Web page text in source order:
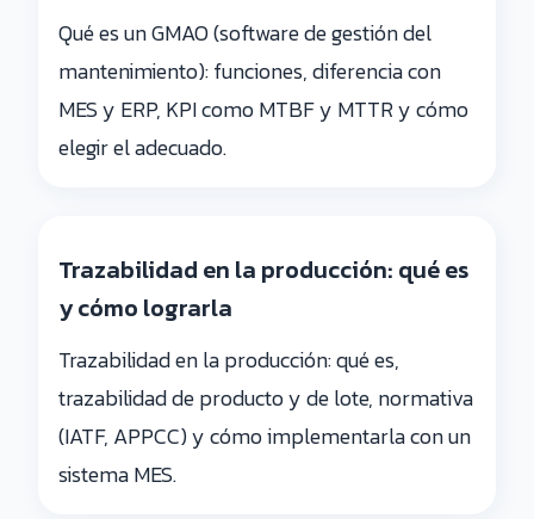
Qué es un GMAO (software de gestión del
mantenimiento): funciones, diferencia con
MES y ERP, KPI como MTBF y MTTR y cómo
elegir el adecuado.
Trazabilidad en la producción: qué es
y cómo lograrla
Trazabilidad en la producción: qué es,
trazabilidad de producto y de lote, normativa
(IATF, APPCC) y cómo implementarla con un
sistema MES.